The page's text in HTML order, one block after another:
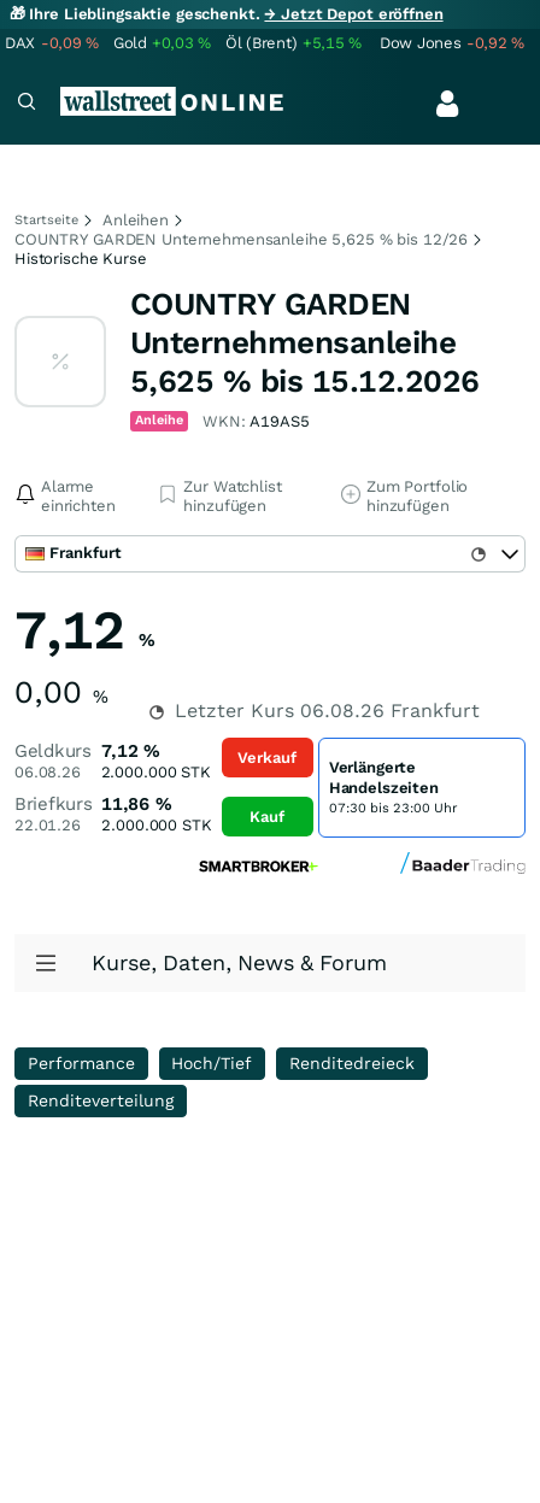
🎁 Ihre Lieblingsaktie geschenkt.→ Jetzt Depot eröffnen
DAX -0,09% Gold +0,03% Öl (Brent) +5,15% Dow Jones -0,92%
Startseite
Anleihen
COUNTRY GARDEN Unternehmensanleihe 5,625 % bis 12/26
Historische Kurse
COUNTRY GARDEN
Unternehmensanleihe
5,625 % bis 15.12.2026
Anleihe WKN:A19AS5
Alarme
einrichten
Zur Watchlist
hinzufügen
Zum Portfolio
hinzufügen
Frankfurt
7,12 %
0,00 %
Letzter Kurs 06.08.26 Frankfurt
Geldkurs
06.08.26
7,12 %
2.000.000STK
Briefkurs
22.01.26
11,86 %
2.000.000 STK
Verkauf
Kauf
Verlängerte
Handelszeiten
07:30 bis 23:00 Uhr
Kurse, Daten, News & Forum
Performance Hoch/Tief
Renditedreieck
Renditeverteilung